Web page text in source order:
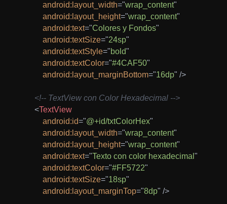
android: layout_width="wrap_content"
android: layout_height="wrap_content"
android:text="Colores y Fondos"
android:textSize="24sp"
android:textStyle="bold"
android:textColor="#4CAF50"
android: layout_marginBottom="16dp" />
<!-- TextView con Color Hexadecimal -->
<TextView
android:id="@+id/txtColorHex"
android: layout_width="wrap_content"
android: layout_height="wrap_content"
android:text="Texto con color hexadecimal "
android:textColor="#FF5722"
android:textSize="18sp"
android: layout_marginTop="8dp" />